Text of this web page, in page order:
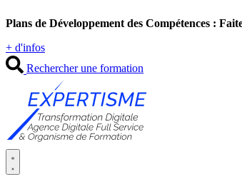
au
Plans de Développement des Compétences :
+ d'infos
Rechercher une formation